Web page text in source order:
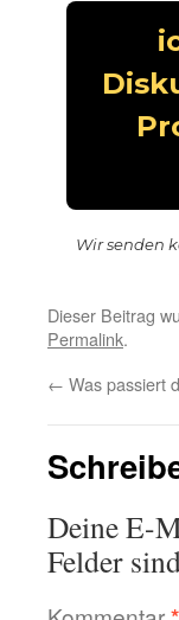
Wir senden
Dieser Beitrag
Permalink.
← Was passiert
Deine E-
Felder